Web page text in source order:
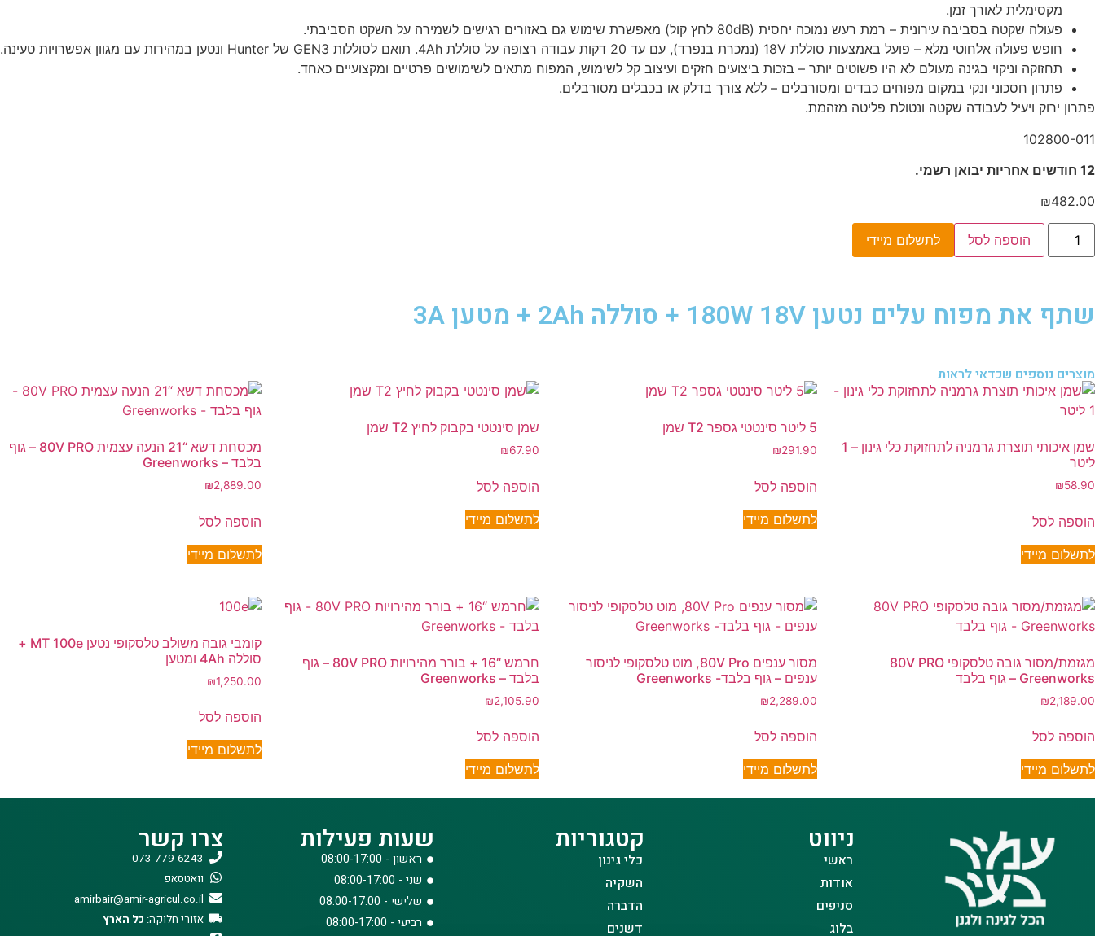
מקסימלית לאורך זמן.
פעולה שקטה בסביבה עירונית – רמת רעש נמוכה יחסית (80dB לחץ קול) מאפשרת שימוש גם באזורים רגישים לשמירה על השקט הסביבתי.
חופש פעולה אלחוטי מלא – פועל באמצעות סוללת 18V (נמכרת בנפרד), עם עד 20 דקות עבודה רצופה על סוללת 4Ah. תואם לסוללות GEN3 של Hunter ונטען במהירות עם מגוון אפשרויות טעינה.
תחזוקה וניקוי בגינה מעולם לא היו פשוטים יותר – בזכות ביצועים חזקים ועיצוב קל לשימוש, המפוח מתאים לשימושים פרטיים ומקצועיים כאחד.
פתרון חסכוני ונקי במקום מפוחים כבדים ומסורבלים – ללא צורך בדלק או בכבלים מסורבלים.
פתרון ירוק ויעיל לעבודה שקטה ונטולת פליטה מזהמת.
102800-011
12 חודשים אחריות יבואן רשמי.
₪482.00
הוספה לסל לתשלום מיידי
שתף את מפוח עלים נטען 180W 18V + סוללה 2Ah + מטען 3A
מוצרים נוספים שכדאי לראות
שמן איכותי תוצרת גרמניה לתחזוקת כלי גינון – 1
ליטר
₪58.90
הוספה לסל
לתשלום מיידי
5 ליטר סינטטי גספר T2 שמן
₪291.90
הוספה לסל
לתשלום מיידי
שמן סינטטי בקבוק לחיץ T2 שמן
₪67.90
הוספה לסל
לתשלום מיידי
מכסחת דשא “21 הנעה עצמית 80V PRO – גוף
בלבד – Greenworks
₪2,889.00
הוספה לסל
לתשלום מיידי
מגזמת/מסור גובה טלסקופי 80V PRO
Greenworks – גוף בלבד
₪2,189.00
הוספה לסל
לתשלום מיידי
מסור ענפים 80V Pro, מוט טלסקופי לניסור
ענפים – גוף בלבד- Greenworks
₪2,289.00
הוספה לסל
לתשלום מיידי
חרמש “16 + בורר מהירויות 80V PRO – גוף
בלבד – Greenworks
₪2,105.90
הוספה לסל
לתשלום מיידי
קומבי גובה משולב טלסקופי נטען MT 100e +
סוללה 4Ah ומטען
₪1,250.00
הוספה לסל
לתשלום מיידי
ניווט
ראשי
אודות
סניפים
בלוג
קטגוריות
כלי גינון
השקיה
הדברה
דשנים
שעות פעילות
ראשון - 08:00-17:00
שני - 08:00-17:00
שלישי - 08:00-17:00
רביעי - 08:00-17:00
צרו קשר
073-779-6243
וואטסאפ
amirbair@amir-agricul.co.il
אזורי חלוקה: כל הארץ